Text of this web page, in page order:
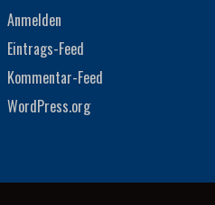
Anmelden
Eintrags-Feed
Kommentar-Feed
WordPress.org